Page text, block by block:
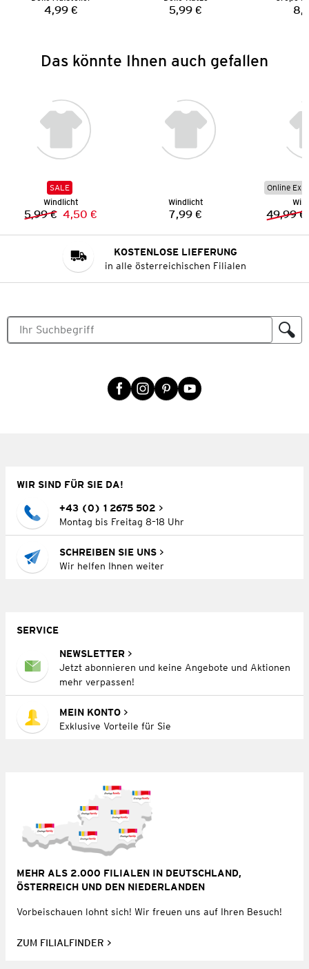
Preis:
4,99 € Preis:
5,99 €
Das könnte Ihnen auch gefallen
SALE
Windlicht
Vorheriger Preis:
5,99 € Neuer Preis:
4,50 €
Windlicht
Preis:
7,99 €
Online
49,99 €
KOSTENLOSE LIEFERUNG
in alle österreichischen Filialen
WIR SIND FÜR SIE DA!
+43 (0) 1 2675 502
Montag bis Freitag 8–18 Uhr
SCHREIBEN SIE UNS
Wir helfen Ihnen weiter
SERVICE
NEWSLETTER
Jetzt abonnieren und keine Angebote und Aktionen
mehr verpassen!
MEIN KONTO
Exklusive Vorteile für Sie
MEHR ALS 2.000 FILIALEN IN DEUTSCHLAND,
ÖSTERREICH UND DEN NIEDERLANDEN
Vorbeischauen lohnt sich! Wir freuen uns auf Ihren Besuch!
ZUM FILIALFINDER